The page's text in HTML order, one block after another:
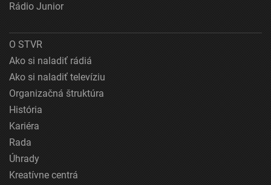
Rádio Junior
O STVR
Ako si naladiť rádiá
Ako si naladiť televíziu
Organizačná štruktúra
História
Kariéra
Rada
Úhrady
Kreatívne centrá